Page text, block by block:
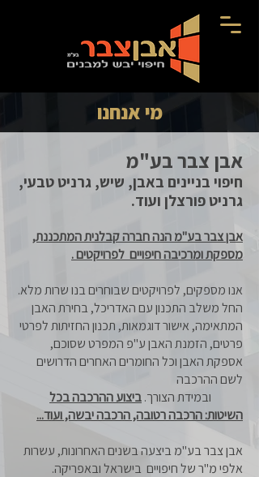
מי אנחנו
אבן צבר בע"מ
חיפוי בניינים באבן, שיש, גרניט טבעי,
גרניט פורצלן ועוד.
אבן צבר בע"מ הנה חברה קבלנית המתכננת,
מספקת ומרכיבה חיפויים לפרויקטים .
אנו מספקים, לפרויקטים שבוחרים בנו שרות מלא.
החל משלב התכנון עם האדריכל, בחירת האבן
המתאימה, אישור דוגמאות, תכנון החזיתות לפרטי
פרטים, הזמנת האבן ע"פ המפרט שסוכם,
אספקת האבן וכל החומרים האחרים הדרושים
לשם ההרכבה
ובמידת הצורך. ביצוע ההרכבה בכל
השיטות: הרכבה רטובה, הרכבה יבשה, ועוד...
אבן צבר בע"מ ביצעה בשנים האחרונות, עשרות
אלפי מ"ר של חיפויים בישראל ובאפריקה.